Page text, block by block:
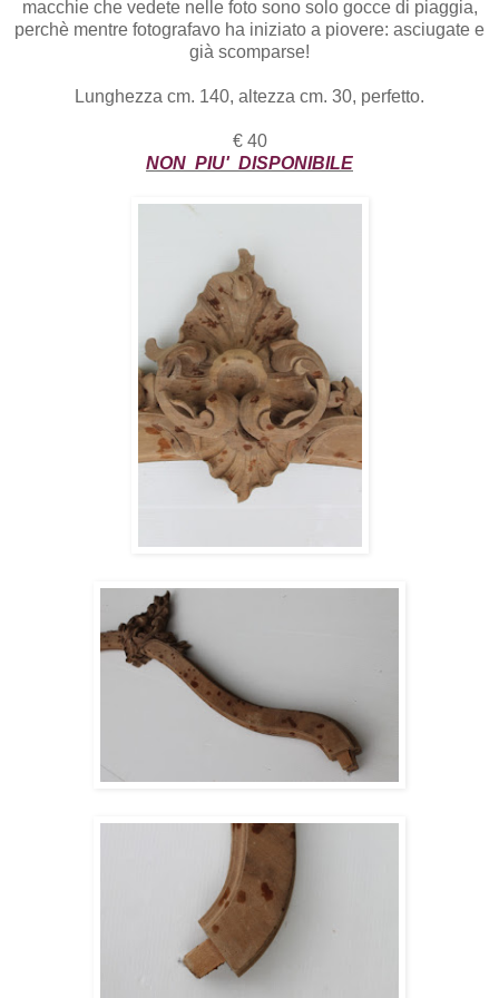
macchie che vedete nelle foto sono solo gocce di piaggia,
perchè mentre fotografavo ha iniziato a piovere: asciugate e
già scomparse!
Lunghezza cm. 140, altezza cm. 30, perfetto.
€ 40
NON PIU' DISPONIBILE